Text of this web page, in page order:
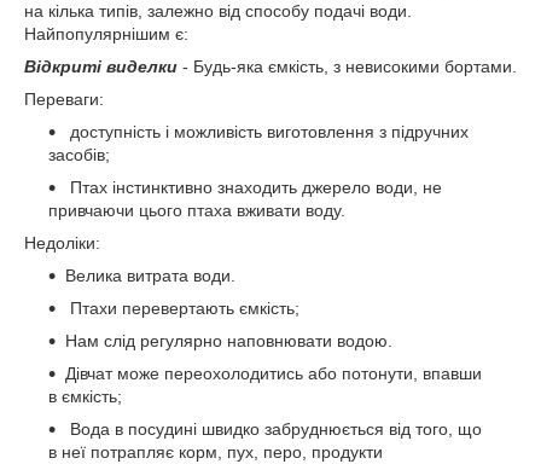
на кілька типів, залежно від способу подачі води.
Найпопулярнішим є:
Відкриті виделки - Будь-яка ємкість, з невисокими бортами.
Переваги:
доступність і можливість виготовлення з підручних
засобів;
Птах інстинктивно знаходить джерело води, не
привчаючи цього птаха вживати воду.
Недоліки:
Велика витрата води.
Птахи перевертають ємкість;
Нам слід регулярно наповнювати водою.
Дівчат може переохолодитись або потонути, впавши
в ємкість;
Вода в посудині швидко забруднюється від того, що
в неї потрапляє корм, пух, перо, продукти